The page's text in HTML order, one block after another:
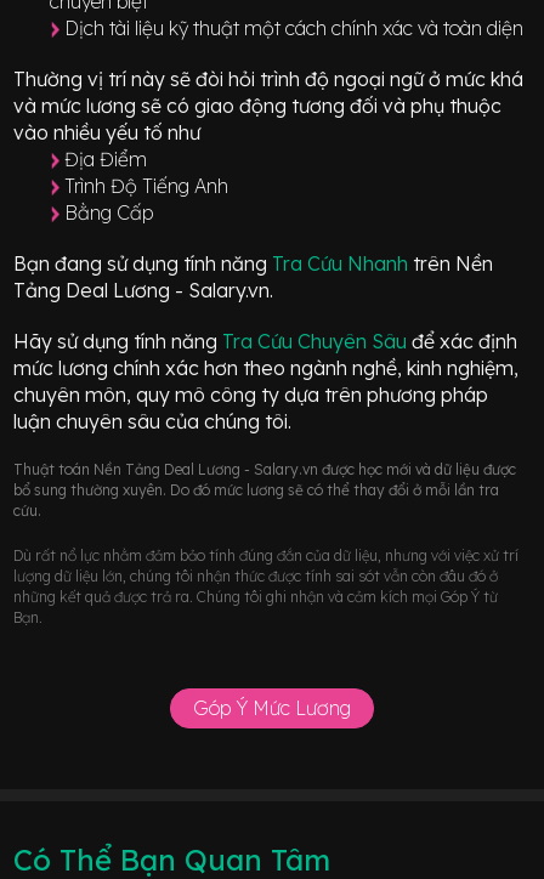
Dịch tài liệu kỹ thuật một cách chính xác và toàn diện
Thường vị trí này sẽ đòi hỏi trình độ ngoại ngữ ở mứckhá
và mức lương sẽ có giao động tương đối và phụ thuộc
vào nhiều yếu tố như
Địa Điểm
Trình Độ Tiếng Anh
Bằng Cấp
Bạn đang sử dụng tính năng Tra Cứu Nhanh trên Nền
Tảng Deal Lương - Salary.vn.
Hãy sử dụng tính năng Tra Cứu Chuyên Sâuđể xác định
mức lương chính xác hơn theo ngành nghề, kinh nghiệm,
chuyên môn, quy mô công ty dựa trên phương pháp
luận chuyên sâu của chúng tôi.
Thuật toán Nền Tảng Deal Lương - Salary.vn được học mới và dữ liệu được
bổ sung thường xuyên. Do đó mức lương sẽ có thể thay đổi ở mỗi lần tra
cứu.
Dù rất nổ lực nhằm đảm bảo tính đúng đắn của dữ liệu, nhưng với việc xử trí
lượng dữ liệu lớn, chúng tôi nhận thức được tính sai sót vẫn còn đâu đó ở
những kết quả được trả ra. Chúng tôi ghi nhận và cảm kích mọi Góp Ý từ
Bạn.
Góp Ý Mức Lương
Có Thể Bạn Quan Tâm